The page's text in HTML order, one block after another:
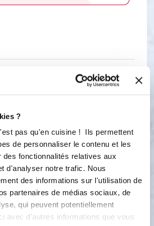
?
pas qu'en cuisine ! Ils permettent
de personnaliser le contenu et les
des fonctionnalités relatives aux
d'analyser notre trafic. Nous
des informations sur l'utilisation de
partenaires de médias sociaux, de
qui peuvent potentiellement
avec d'autres informations que vous
Pour 12 citrouilles Disposez le moule
œufs avec le sucre Ajoutez ensuite le
yaourt puis l'huile Mélangez au fouet
en ajoutant la farine et la levure
Versez la préparation dans le moule à
l'aide de la petite louche Pour la
version praliné : ajouter 1/2 cuillère
recouvrir délicatement de pate. Faire
cuire 15mn à 180° Attendre 5mn
avant de démouler